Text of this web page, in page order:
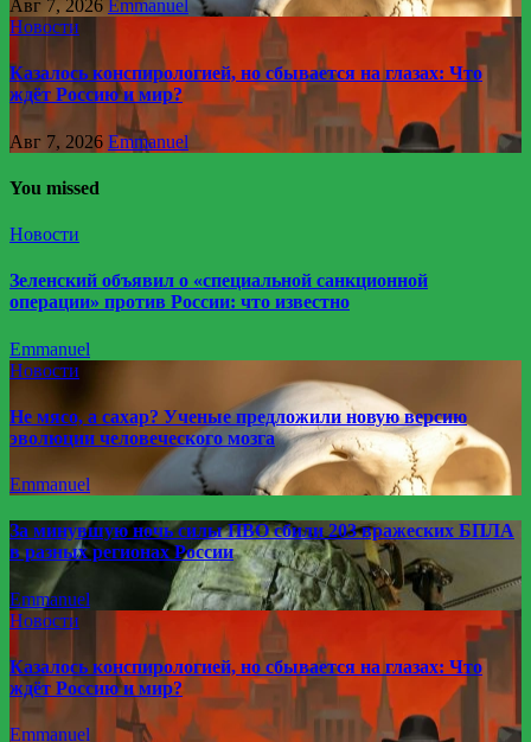
Авг 7, 2026 Emmanuel
Новости
Казалось конспирологией, но сбывается на глазах: Что
ждёт Россию и мир?
Авг 7, 2026 Emmanuel
You missed
Новости
Зеленский объявил о «специальной санкционной
операции» против России: что известно
Emmanuel
Новости
Не мясо, а сахар? Ученые предложили новую версию
эволюции человеческого мозга
Emmanuel
За минувшую ночь силы ПВО сбили 203 вражеских БПЛА
в разных регионах России
Emmanuel
Новости
Казалось конспирологией, но сбывается на глазах: Что
ждёт Россию и мир?
Emmanuel